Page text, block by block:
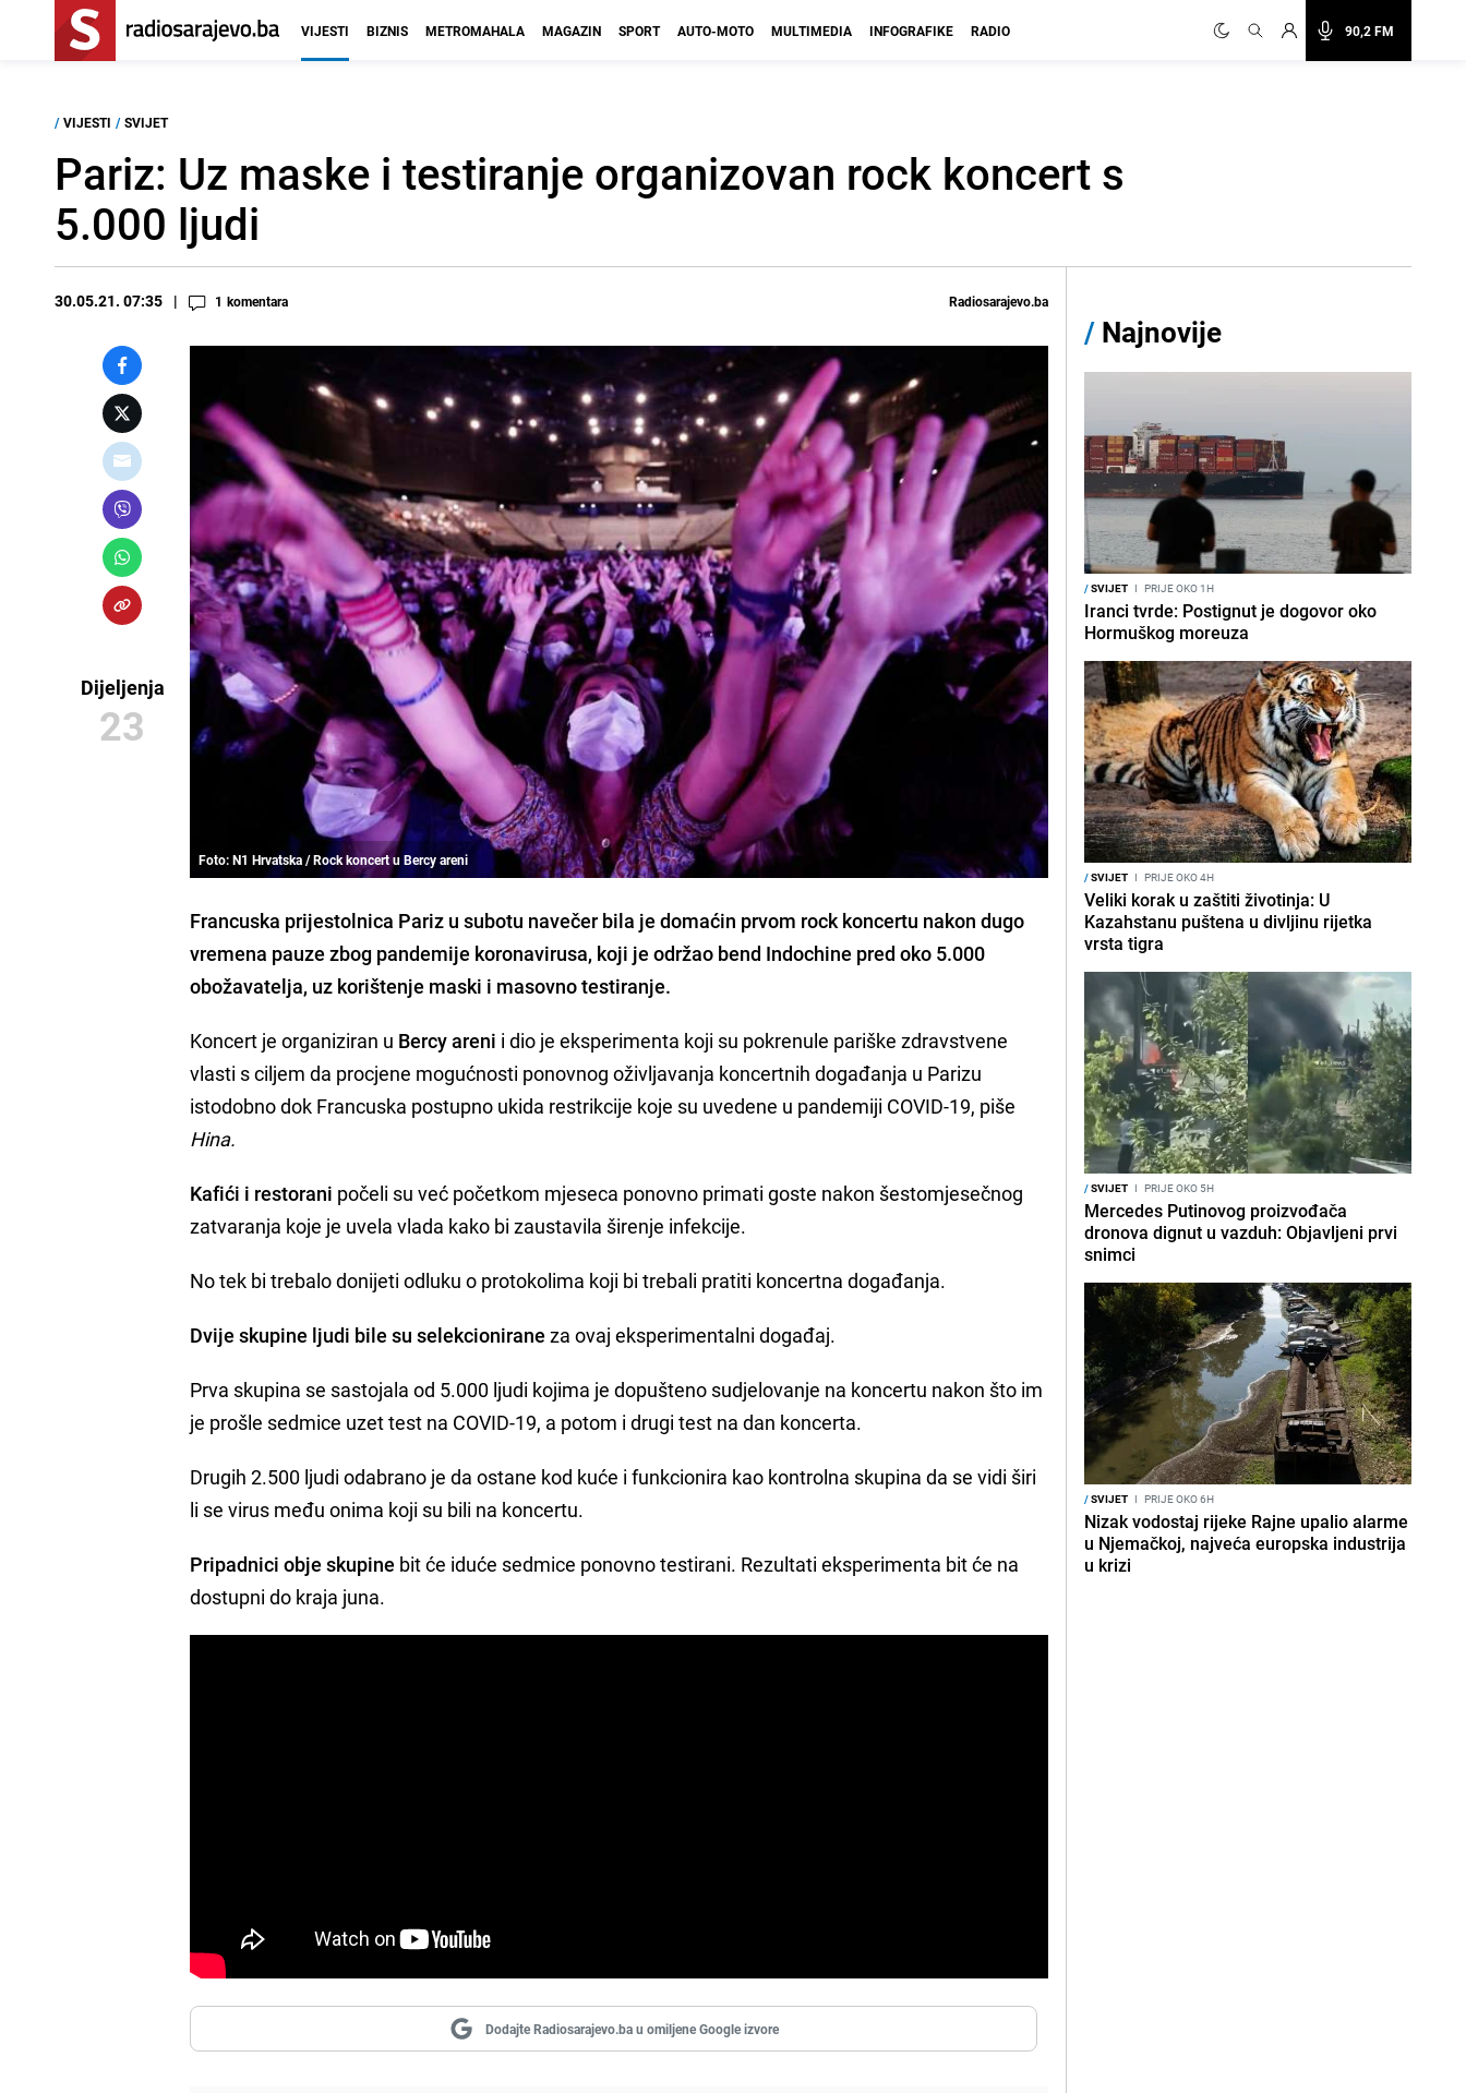
90,2 FM
VIJESTI BIZNIS METROMAHALA MAGAZIN SPORT AUTO-MOTO MULTIMEDIA INFOGRAFIKE RADIO
/ VIJESTI / SVIJET
Pariz: Uz maske i testiranje organizovan rock koncert s
5.000 ljudi
30.05.21. 07:35 1 komentara Radiosarajevo.ba
Dijeljenja
23
Foto: N1 Hrvatska / Rock koncert u Bercy areni
Francuska prijestolnica Pariz u subotu navečer bila je domaćin prvom rock koncertu nakon dugo
vremena pauze zbog pandemije koronavirusa, koji je održao bend Indochine pred oko 5.000
obožavatelja, uz korištenje maski i masovno testiranje.
Koncert je organiziran u Bercy areni i dio je eksperimenta koji su pokrenule pariške zdravstvene
vlasti s ciljem da procjene mogućnosti ponovnog oživljavanja koncertnih događanja u Parizu
istodobno dok Francuska postupno ukida restrikcije koje su uvedene u pandemiji COVID-19, piše
Hina.
Kafići i restorani počeli su već početkom mjeseca ponovno primati goste nakon šestomjesečnog
zatvaranja koje je uvela vlada kako bi zaustavila širenje infekcije.
No tek bi trebalo donijeti odluku o protokolima koji bi trebali pratiti koncertna događanja.
Dvije skupine ljudi bile su selekcionirane za ovaj eksperimentalni događaj.
Prva skupina se sastojala od 5.000 ljudi kojima je dopušteno sudjelovanje na koncertu nakon što im
je prošle sedmice uzet test na COVID-19, a potom i drugi test na dan koncerta.
Drugih 2.500 ljudi odabrano je da ostane kod kuće i funkcionira kao kontrolna skupina da se vidi širi
li se virus među onima koji su bili na koncertu.
Pripadnici obje skupine bit će iduće sedmice ponovno testirani. Rezultati eksperimenta bit će na
dostupni do kraja juna.
Dodajte Radiosarajevo.ba u omiljene Google izvore
/ Najnovije
/SVIJET I PRIJE OKO 1H
Iranci tvrde: Postignut je dogovor oko
Hormuškog moreuza
/SVIJET I PRIJE OKO 4H
Veliki korak u zaštiti životinja: U
Kazahstanu puštena u divljinu rijetka
vrsta tigra
/SVIJET I PRIJE OKO 5H
Mercedes Putinovog proizvođača
dronova dignut u vazduh: Objavljeni prvi
snimci
/SVIJET I PRIJE OKO 6H
Nizak vodostaj rijeke Rajne upalio alarme
u Njemačkoj, najveća europska industrija
u krizi